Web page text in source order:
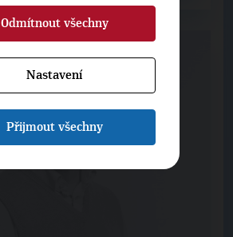
Odmítnout všechny
Nastavení
Přijmout všechny